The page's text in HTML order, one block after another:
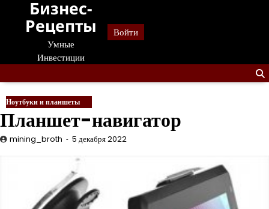
Перейти
содержанию
Бизнес-
Рецепты
Умные
Инвестиции
Войти
Ноутбуки и планшеты
Планшет-навигатор
mining_broth 5 декабря 2022